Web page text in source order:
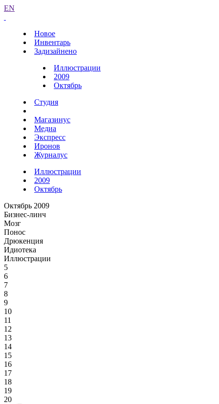
EN
Новое
Инвентарь
Задизайнено
Иллюстрации
2009
Октябрь
Студия
Магазинус
Медиа
Экспресс
Иронов
Журналус
Иллюстрации
2009
Октябрь
Октябрь 2009
Бизнес-линч
Мозг
Понос
Дрюкенция
Идиотека
Иллюстрации
5
6
7
8
9
10
11
12
13
14
15
16
17
18
19
20